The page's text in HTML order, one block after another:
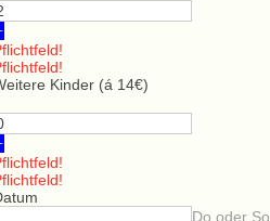
Kinder (á 14€)
Do oder So